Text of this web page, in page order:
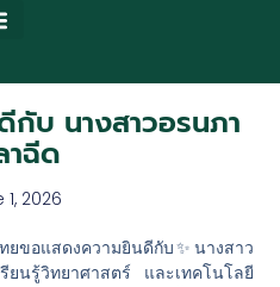
บ นางสาวอรนภา
าฉีด
1, 2026
ยขอแสดงความยินดีกับ✨นางสาว
ยนรู้วิทยาศาสตร์ และเทคโนโลยี